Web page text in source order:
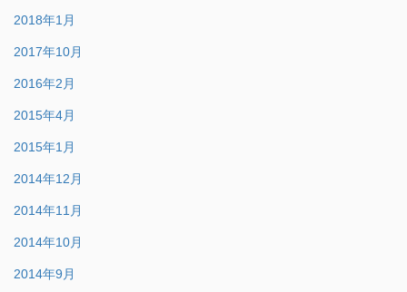
2018年1月
2017年10月
2016年2月
2015年4月
2015年1月
2014年12月
2014年11月
2014年10月
2014年9月